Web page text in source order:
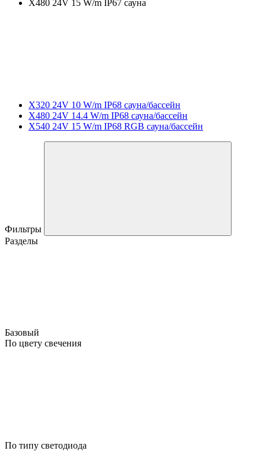
X480 24V 15 W/m IP67 сауна
X320 24V 10 W/m IP68 сауна/бассейн
X480 24V 14.4 W/m IP68 сауна/бассейн
X540 24V 15 W/m IP68 RGB сауна/бассейн
Фильтры
Разделы
Базовый
По цвету свечения
По типу светодиода